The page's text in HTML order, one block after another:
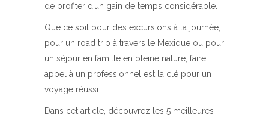
de profiter d’un gain de temps considérable.
Que ce soit pour des excursions à la journée,
pour un road trip à travers le Mexique ou pour
un séjour en famille en pleine nature, faire
appel à un professionnel est la clé pour un
voyage réussi.
Dans cet article, découvrez les 5 meilleures